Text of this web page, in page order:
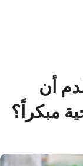
أن
مبكراً؟